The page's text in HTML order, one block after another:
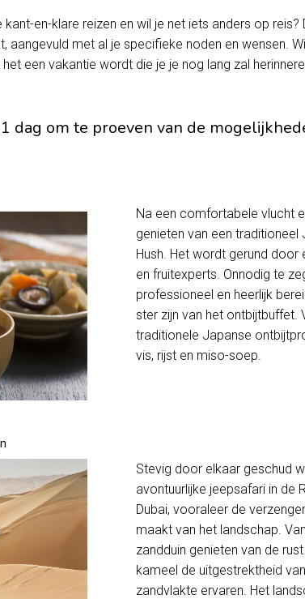
en-klare reizen en wil je net iets anders op reis?
aangevuld met al je specifieke noden en wensen.
een vakantie wordt die je je nog lang zal
dag om te proeven van de
Na een comfortabele vlucht
genieten van een traditioneel
Hush. Het wordt gerund
en fruitexperts. Onnodig te
professioneel en heerlijk
ster zijn van het ontbijtbuffet.
traditionele Japanse
vis, rijst en miso-soep.
Stevig door elkaar geschud
avontuurlijke jeepsafari in de
Dubai, vooraleer de
maakt van het landschap.
zandduin genieten van de
kameel de uitgestrektheid
zandvlakte ervaren. Het